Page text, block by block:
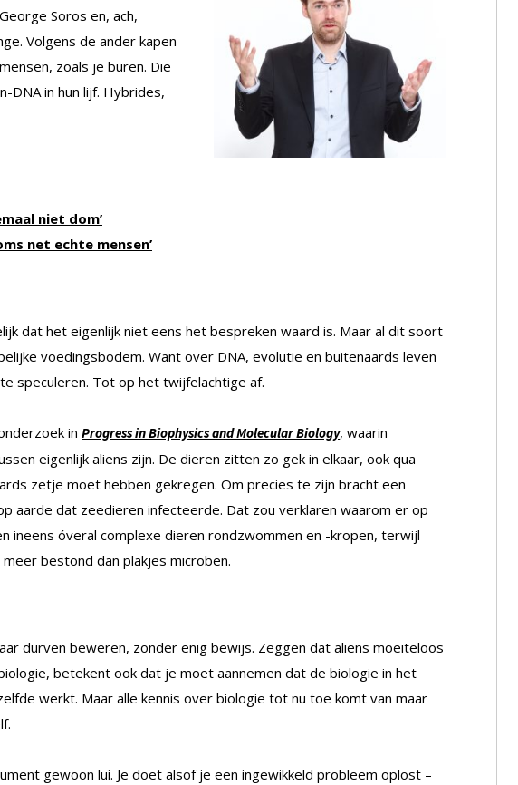
Soros en, ach,
Volgens de ander kapen
zoals je buren. Die
DNA in hun lijf. Hybrides,
niet dom’
net echte mensen’
dat het eigenlijk niet eens het bespreken waard is. Maar al dit soort
voedingsbodem. Want over DNA, evolutie en buitenaards leven
speculeren. Tot op het twijfelachtige af.
in Progress in Biophysics and Molecular Biology, waarin
eigenlijk aliens zijn. De dieren zitten zo gek in elkaar, ook qua
zetje moet hebben gekregen. Om precies te zijn bracht een
aarde dat zeedieren infecteerde. Dat zou verklaren waarom er op
ineens óveral complexe dieren rondzwommen en -kropen, terwijl
bestond dan plakjes microben.
durven beweren, zonder enig bewijs. Zeggen dat aliens moeiteloos
betekent ook dat je moet aannemen dat de biologie in het
werkt. Maar alle kennis over biologie tot nu toe komt van maar
gewoon lui. Je doet alsof je een ingewikkeld probleem oplost –